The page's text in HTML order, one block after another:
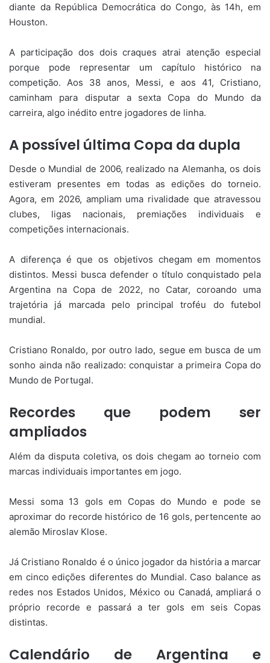
diante da República Democrática do Congo, às 14h, em
Houston.
A participação dos dois craques atrai atenção especial
porque pode representar um capítulo histórico na
competição. Aos 38 anos, Messi, e aos 41, Cristiano,
caminham para disputar a sexta Copa do Mundo da
carreira, algo inédito entre jogadores de linha.
A possível última Copa da dupla
Desde o Mundial de 2006, realizado na Alemanha, os dois
estiveram presentes em todas as edições do torneio.
Agora, em 2026, ampliam uma rivalidade que atravessou
clubes, ligas nacionais, premiações individuais e
competições internacionais.
A diferença é que os objetivos chegam em momentos
distintos. Messi busca defender o título conquistado pela
Argentina na Copa de 2022, no Catar, coroando uma
trajetória já marcada pelo principal troféu do futebol
mundial.
Cristiano Ronaldo, por outro lado, segue em busca de um
sonho ainda não realizado: conquistar a primeira Copa do
Mundo de Portugal.
Recordes que podem ser
ampliados
Além da disputa coletiva, os dois chegam ao torneio com
marcas individuais importantes em jogo.
Messi soma 13 gols em Copas do Mundo e pode se
aproximar do recorde histórico de 16 gols, pertencente ao
alemão Miroslav Klose.
Já Cristiano Ronaldo é o único jogador da história a marcar
em cinco edições diferentes do Mundial. Caso balance as
redes nos Estados Unidos, México ou Canadá, ampliará o
próprio recorde e passará a ter gols em seis Copas
distintas.
Calendário de Argentina e